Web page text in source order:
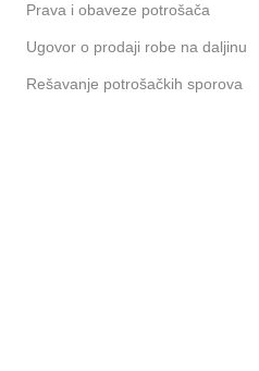
Prava i obaveze potrošača
Ugovor o prodaji robe na daljinu
Rešavanje potrošačkih sporova